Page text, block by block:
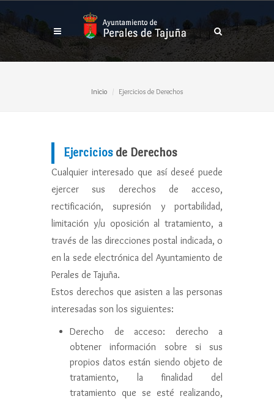
Inicio Ejercicios de Derechos
Ejerciciosde Derechos
Cualquier interesado que así deseé puede
ejercer sus derechos de acceso,
rectificación, supresión y portabilidad,
limitación y/u oposición al tratamiento, a
través de las direcciones postal indicada, o
en la sede electrónica del Ayuntamiento de
Perales de Tajuña.
Estos derechos que asisten a las personas
interesadas son los siguientes:
Derecho de acceso: derecho a
obtener información sobre si sus
propios datos están siendo objeto de
tratamiento, la finalidad del
tratamiento que se esté realizando,